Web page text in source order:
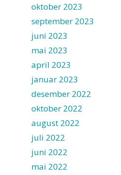
oktober 2023
september 2023
juni 2023
mai 2023
april 2023
januar 2023
desember 2022
oktober 2022
august 2022
juli 2022
juni 2022
mai 2022